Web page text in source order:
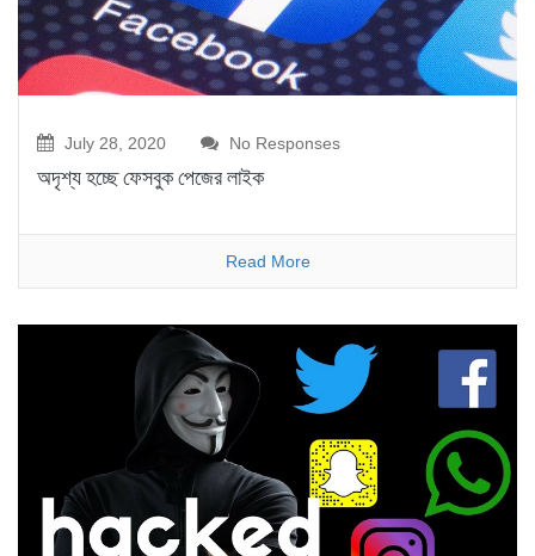
July 28, 2020 No Responses
অদৃশ্য হচ্ছে ফেসবুক পেজের লাইক
Read More